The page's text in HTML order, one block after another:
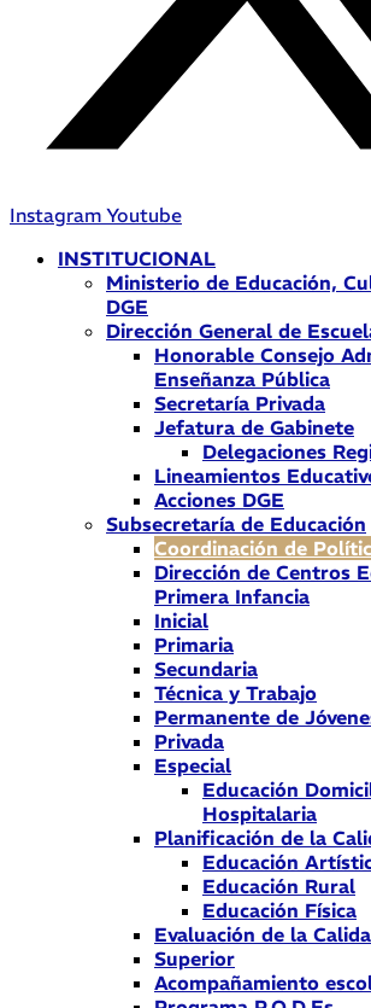
Instagram Youtube
INSTITUCIONAL
Ministerio de Educación,
DGE
Dirección General de
Honorable Consejo
Enseñanza Pública
Secretaría Privada
Jefatura de Gabinete
Delegaciones
Lineamientos
Acciones DGE
Subsecretaría de Educación
Coordinación de
Dirección de Centros
Primera Infancia
Inicial
Primaria
Secundaria
Técnica y Trabajo
Permanente de
Privada
Especial
Educación
Hospitalaria
Planificación de la
Educación
Educación Rural
Educación Física
Evaluación de la
Superior
Acompañamiento